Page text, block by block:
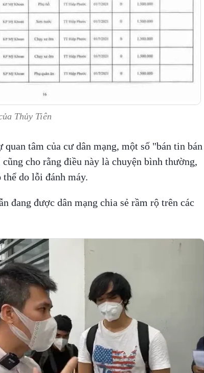
Thủy Tiên
tâm của cư dân mạng, một số "bán tin bán
cho rằng điều này là chuyện bình thường,
thể do lỗi đánh máy.
đang được dân mạng chia sẻ rầm rộ trên các